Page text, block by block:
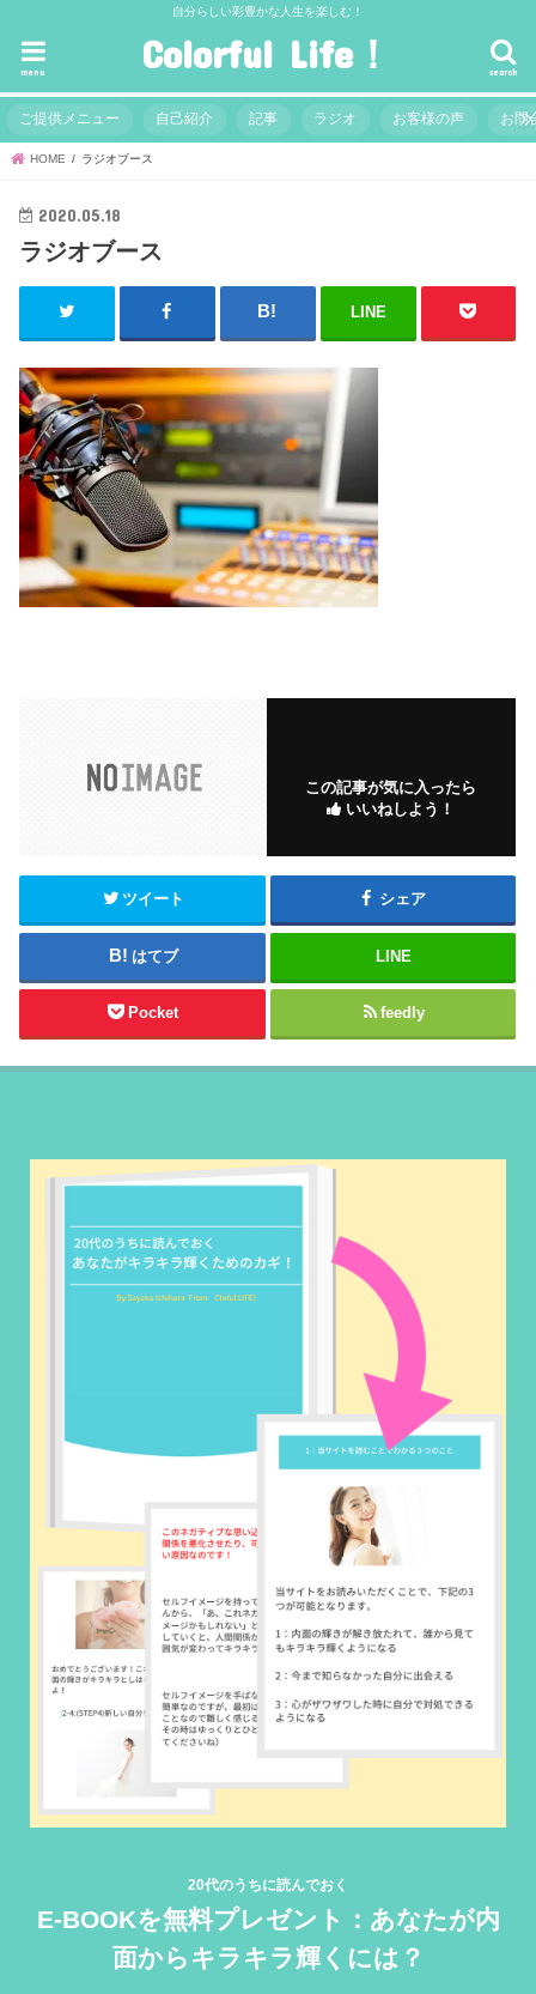
自分らしい彩豊かな人生を楽しむ！
Colorful Life！ search
menu
ご提供メニュー 自己紹介 記事 ラジオ お客様の声 お問
HOME ラジオブース
2020.05.18
ラジオブース
LINE
この記事が気に入ったら
いいねしよう！
ツイート シェア
はてブ LINE
Pocket feedly
20代のうちに読んでおく
E-BOOKを無料プレゼント：あなたが内
面からキラキラ輝くには？